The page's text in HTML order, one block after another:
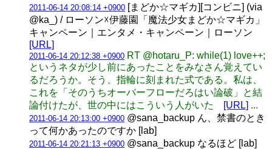
2011-06-14 20:08:14 +0900 [まどか☆マギカ][コンビニ] (via
@ka_) / ローソン☓伊藤園「魔法少女まどか☆マギカ」
キャンペーン｜エンタメ・キャンペーン｜ローソン
[URL]
2011-06-14 20:12:38 +0900 RT @hotaru_P: while(1) love++;
というネタが少し前にあったことをみなさん覚えてい
るだろうか。そう、指輪に刻まれた式である。私は、
これを「そのうちオーバーフローだろはい論破」と結
論付けたが、世の中にはこういう人がいた
[URL] ...
2011-06-14 20:13:00 +0900 @sana_backup ん、禁書のとき
って何かあったのですか [lab]
2011-06-14 20:21:13 +0900 @sana_backup なるほど [lab]